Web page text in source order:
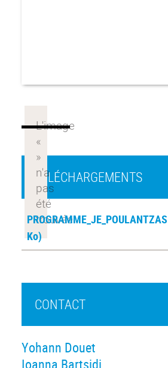
TÉLÉCHARGEMENTS
PROGRAMME_JE_POULANTZAS
Ko)
CONTACT
Yohann Douet
Ioanna Bartsidi